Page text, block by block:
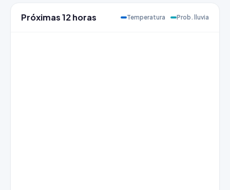
Próximas 12 horas Temperatura Prob. lluvia